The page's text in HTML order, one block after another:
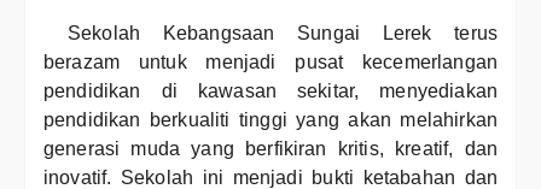
Sekolah Kebangsaan Sungai Lerek terus
berazam untuk menjadi pusat kecemerlangan
pendidikan di kawasan sekitar, menyediakan
pendidikan berkualiti tinggi yang akan melahirkan
generasi muda yang berfikiran kritis, kreatif, dan
inovatif. Sekolah ini menjadi bukti ketabahan dan